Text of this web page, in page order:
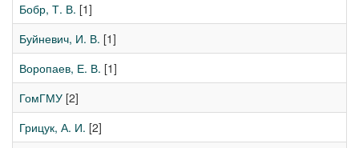
Бобр, Т. В. [1]
Буйневич, И. В. [1]
Воропаев, Е. В. [1]
ГомГМУ [2]
Грицук, А. И. [2]